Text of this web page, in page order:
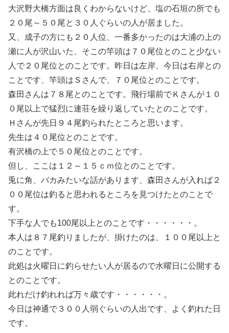
大沢野大橋方面は良くわからないけど、塩の石垣の所でも
２０尾～５０尾と３０人ぐらいの人が居ました。
又、成子の方にも２０人位、一番多かったのは大浦の上の
瀬に人が沢山いた、そこの竿頭は７０尾位とのこと少ない
人で２０尾位とのことです。昨日は左岸、今日は右岸との
ことです、竿頭はＳさんで、７０尾位とのことです。
森田さんは７８尾とのことです。飛行場前でＫさんが１０
０尾以上で猛烈に連荘を繰り返していたとのことです。
Ｈさんが先日９４尾釣られたところと思います。
先生は４０尾位とのことです。
有沢橋の上で５０尾位とのことです。
但し、ここは１２～１５ｃｍ位とのことです。
兎に角、バカみたいな話があります、森田さんが入れば２
００尾位は釣ると思われるところを見つけたとのことで
す。
下手な人でも100尾以上とのことです・・・・・・。
本人は８７尾釣りましたが、掛けたのは、１００尾以上と
のことです。
此処は火曜日に釣らせたい人が居るので水曜日に公開する
とのことです。
此れだけ釣れれば万々歳です・・・・・・。
今日は神通で３００人弱ぐらいの人出です、よく釣れた日
です。